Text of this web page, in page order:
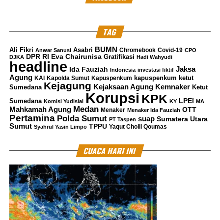
Terang Jaya tersebut tidak memiliki rating. ASABRI pun
menyanggupi itu, hingga akhirnya saham ASABRI, yakni
SIAP, META, dan SSMS, dibeli oleh Benny Tjokro senilai Rp
802 miliar. Saham itu dibeli menggunakan uang dari hasil
penjualan saham PT Harvest Time.
Ringkasnya, saham MTN milik Benny Tjokro yang dibeli
ASABRI itu tidak menguntungkan, saham MTN tersebut
dijual lagi ke Benny Tjokro dengan nilai Rp
302.449.962.500, padahal sebelumnya saham itu dibeli
seharga Rp 300 miliar.
Teddy Tjokro dijerat dengan dakwaan kumulatif dakwaan
pertama melanggar pasal 2 subsider pasal 3 UU Tipikor
dan Dakwaan Kedua pasal 3 subsider pasal 4 UU Tipikor
dengan ancaman hukuman maksimal 20 tahun pidana
penjara.
Dalam perkara Asabri Pengadilan Tipikor Sebelumnya
TAG
Ali Fikri Anwar Sanusi Asabri BUMN Chromebook Covid-19 CPO
DJKA
DPR RI Eva Chairunisa Gratifikasi Hadi Wahyudi
headline Ida Fauziah Indonesia investasi fiktif Jaksa
Agung KAI Kapolda Sumut Kapuspenkum kapuspenkum ketut
Sumedana Kejagung Kejaksaan Agung Kemnaker Ketut
Sumedana Komisi Yudisial Korupsi KPK KY LPEI MA
Mahkamah Agung Medan Menaker Menaker Ida Fauziah OTT
Pertamina Polda Sumut PT Taspen suap Sumatera Utara
Sumut Syahrul Yasin Limpo TPPU Yaqut Cholil Qoumas
CUACA HARI INI